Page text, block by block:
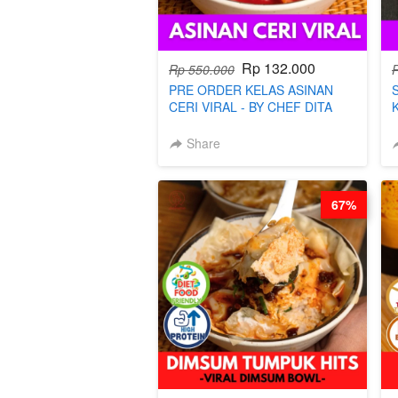
Rp 550.000 Rp 132.000
PRE ORDER KELAS ASINAN
CERI VIRAL - BY CHEF DITA
Share
67%